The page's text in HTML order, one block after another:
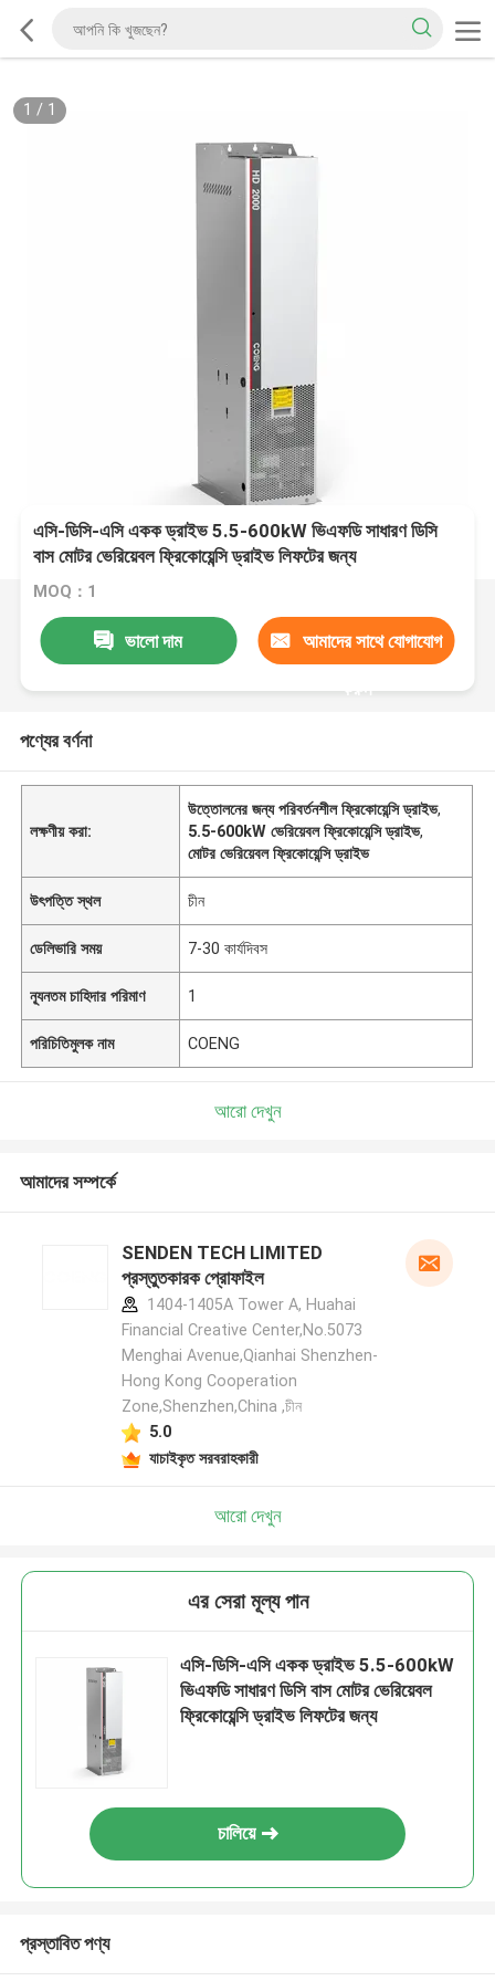
1 / 1
এসি-ডিসি-এসি একক ড্রাইভ 5.5-600kW ভিএফডি সাধারণ ডিসি
বাস মোটর ভেরিয়েবল ফ্রিকোয়েন্সি ড্রাইভ লিফটের জন্য
MOQ：1
ভালো দাম আমাদের সাথে যোগাযোগ
করুন
পণ্যের বর্ণনা
লক্ষণীয় করা:
উত্তোলনের জন্য পরিবর্তনশীল ফ্রিকোয়েন্সি ড্রাইভ,
5.5-600kW ভেরিয়েবল ফ্রিকোয়েন্সি ড্রাইভ,
মোটর ভেরিয়েবল ফ্রিকোয়েন্সি ড্রাইভ
উৎপত্তি স্থল চীন
ডেলিভারি সময় 7-30 কার্যদিবস
ন্যূনতম চাহিদার পরিমাণ 1
পরিচিতিমুলক নাম COENG
আরো দেখুন
আমাদের সম্পর্কে
SENDEN TECH LIMITED
প্রস্তুতকারক প্রোফাইল
1404-1405A Tower A, Huahai
Financial Creative Center,No.5073
Menghai Avenue,Qianhai Shenzhen-
Hong Kong Cooperation
Zone,Shenzhen,China ,চীন
5.0
যাচাইকৃত সরবরাহকারী
আরো দেখুন
এর সেরা মূল্য পান
এসি-ডিসি-এসি একক ড্রাইভ 5.5-600kW
ভিএফডি সাধারণ ডিসি বাস মোটর ভেরিয়েবল
ফ্রিকোয়েন্সি ড্রাইভ লিফটের জন্য
চালিয়ে
প্রস্তাবিত পণ্য